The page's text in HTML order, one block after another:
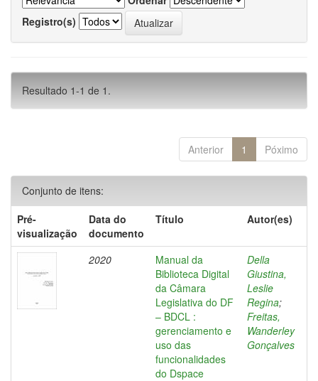
Registro(s)
Resultado 1-1 de 1.
Anterior 1 Póximo
Conjunto de itens:
Pré-
visualização
Data do
documento
Título Autor(es)
2020
Manual da
Biblioteca Digital
da Câmara
Legislativa do DF
– BDCL :
gerenciamento e
uso das
funcionalidades
do Dspace
Della
Giustina,
Leslie
Regina;
Freitas,
Wanderley
Gonçalves